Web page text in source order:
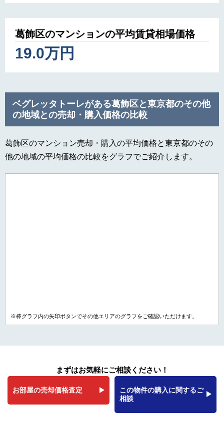
葛飾区のマンションの平均賃貸相場価格
19.0万円
ベグレッタトーレがある葛飾区と東京都のその他
の地域との売却・購入価格の比較
葛飾区のマンション売却・購入の平均価格と東京都のその
他の地域の平均価格の比較をグラフでご紹介します。
※棒グラフ内の矢印ボタンでその他エリアのグラフをご確認いただけます。
まずはお気軽にご相談ください！
お部屋の売却価格査定
この物件の購入に関するご
相談